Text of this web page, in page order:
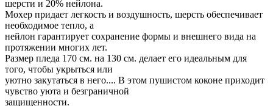
шерсти и 20% нейлона.
Мохер придает легкость и воздушность, шерсть обеспечивает
необходимое тепло, а
нейлон гарантирует сохранение формы и внешнего вида на
протяжении многих лет.
Размер пледа 170 см. на 130 см. делает его идеальным для
того, чтобы укрыться или
уютно закутаться в него.... В этом пушистом коконе приходит
чувство уюта и безграничной
защищенности.